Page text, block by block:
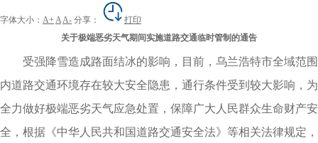
字体大小： A+ AA- 分享：
打印
关于极端恶劣天气期间实施道路交通临时管制的通告
受强降雪造成路面结冰的影响，目前，乌兰浩特市全域范围
内道路交通环境存在较大安全隐患，通行条件受到较大影响，为
全力做好极端恶劣天气应急处置，保障广大人民群众生命财产安
全，根据《中华人民共和国道路交通安全法》等相关法律规定，